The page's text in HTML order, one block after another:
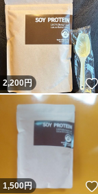
2,200円
1,500円